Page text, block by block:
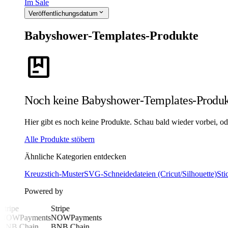
Im Sale
Veröffentlichungsdatum expand_more
Babyshower-Templates-Produkte
package
Noch keine Babyshower-Templates-
Hier gibt es noch keine Produkte. Schau bald wieder vorbei,
Alle Produkte stöbern
Ähnliche Kategorien entdecken
Kreuzstich-MusterSVG-Schneidedateien (Cricut/Silhouette)
Powered by
Stripe
NOWPayments
Stripe
NOWPayments